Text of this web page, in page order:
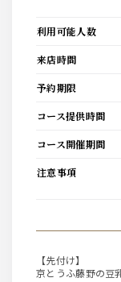
【先付け】
京とうふ藤野の豆
利用可能人数
来店時間
予約期限
コース提供時間
コース開催期間
注意事項